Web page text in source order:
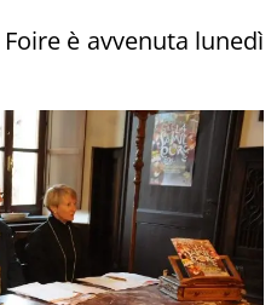
è avvenuta lunedì